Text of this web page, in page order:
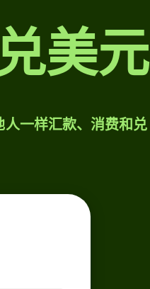
美元
一样汇款、消费和兑